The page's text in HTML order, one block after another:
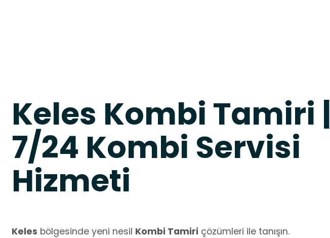
Keles Kombi Tamiri |
7/24 Kombi Servisi
Hizmeti
Keles bölgesinde yeni nesil Kombi Tamiri çözümleri ile tanışın.